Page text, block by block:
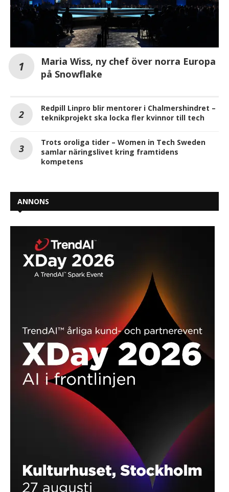
Maria Wiss, ny chef över norra Europa
på Snowflake
Redpill Linpro blir mentorer i Chalmershindret –
teknikprojekt ska locka fler kvinnor till tech
Trots oroliga tider – Women in Tech Sweden
samlar näringslivet kring framtidens
kompetens
ANNONS